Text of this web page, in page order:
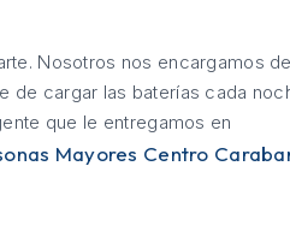
Nosotros nos encargamos
de cargar las baterías cada
que le entregamos en
Mayores Centro